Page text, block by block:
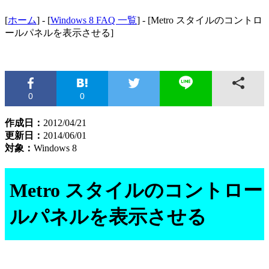
[ホーム] - [Windows 8 FAQ 一覧] - [Metro スタイルのコントロ
ールパネルを表示させる]
0 0
作成日： 2012/04/21
更新日： 2014/06/01
対象： Windows 8
Metro スタイルのコントロー
ルパネルを表示させる